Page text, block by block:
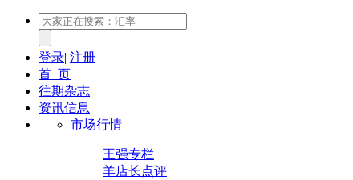
登录| 注册
首 页
往期杂志
资讯信息
市场行情
王强专栏
羊店长点评